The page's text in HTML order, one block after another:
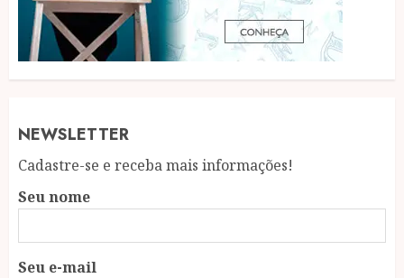
NEWSLETTER
Cadastre-se e receba mais informações!
Seu nome
Seu e-mail